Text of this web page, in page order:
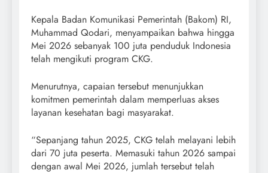
Kepala Badan Komunikasi Pemerintah (Bakom) RI,
Muhammad Qodari, menyampaikan bahwa hingga
Mei 2026 sebanyak 100 juta penduduk Indonesia
telah mengikuti program CKG.
Menurutnya, capaian tersebut menunjukkan
komitmen pemerintah dalam memperluas akses
layanan kesehatan bagi masyarakat.
“Sepanjang tahun 2025, CKG telah melayani lebih
dari 70 juta peserta. Memasuki tahun 2026 sampai
dengan awal Mei 2026, jumlah tersebut telah